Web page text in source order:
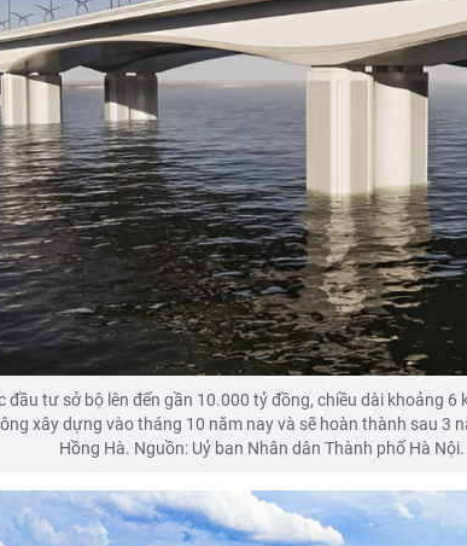
đầu tư sở bộ lên đến gần 10.000 tỷ đồng, chiều dài khoảng
xây dựng vào tháng 10 năm nay và sẽ hoàn thành sau 3
Hồng Hà. Nguồn: Uỷ ban Nhân dân Thành phố Hà Nội.